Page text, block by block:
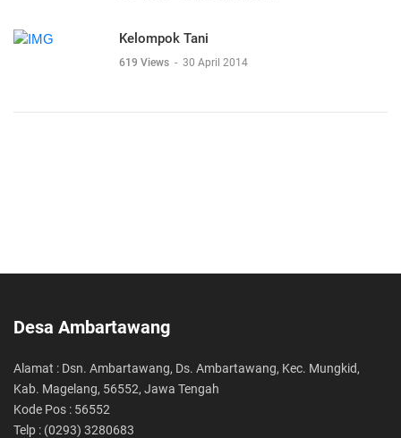
Kelompok Tani
619 Views - 30 April 2014
Desa Ambartawang
Alamat : Dsn. Ambartawang, Ds. Ambartawang, Kec. Mungkid,
Kab. Magelang, 56552, Jawa Tengah
Kode Pos : 56552
Telp : (0293) 3280683